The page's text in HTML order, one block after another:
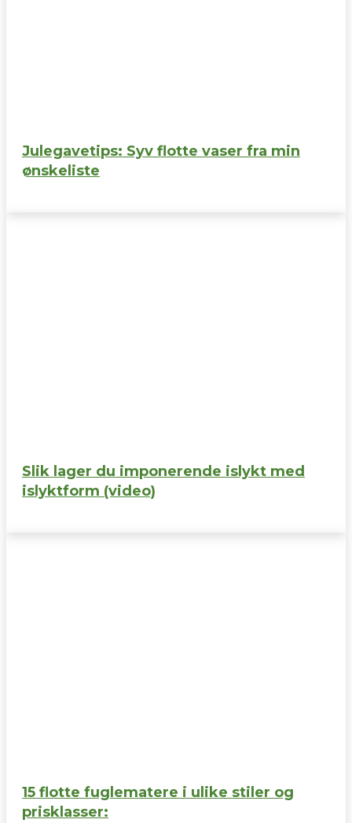
Julegavetips: Syv flotte vaser fra min
ønskeliste
Slik lager du imponerende islykt med
islyktform (video)
15 flotte fuglematere i ulike stiler og
prisklasser: